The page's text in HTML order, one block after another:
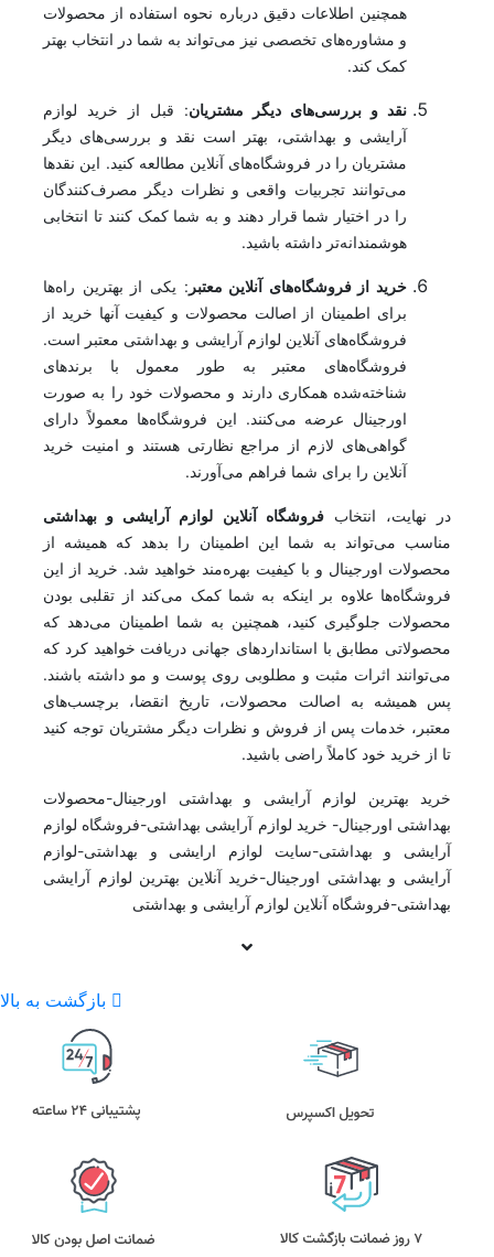
همچنین اطلاعات دقیق درباره نحوه استفاده از محصولات
و مشاوره‌های تخصصی نیز می‌تواند به شما در انتخاب بهتر
کمک کند.
نقد و بررسی‌های دیگر مشتریان: قبل از خرید لوازم
آرایشی و بهداشتی، بهتر است نقد و بررسی‌های دیگر
مشتریان را در فروشگاه‌های آنلاین مطالعه کنید. این نقدها
می‌توانند تجربیات واقعی و نظرات دیگر مصرف‌کنندگان
را در اختیار شما قرار دهند و به شما کمک کنند تا انتخابی
هوشمندانه‌تر داشته باشید.
خرید از فروشگاه‌های آنلاین معتبر : یکی از بهترین راه‌ها
برای اطمینان از اصالت محصولات و کیفیت آنها خرید از
فروشگاه‌های آنلاین لوازم آرایشی و بهداشتی معتبر است.
فروشگاه‌های معتبر به طور معمول با برندهای
شناخته‌شده همکاری دارند و محصولات خود را به صورت
اورجینال عرضه می‌کنند. این فروشگاه‌ها معمولاً دارای
گواهی‌های لازم از مراجع نظارتی هستند و امنیت خرید
آنلاین را برای شما فراهم می‌آورند.
در نهایت، انتخابفروشگاه آنلاین لوازم آرایشی و بهداشتی
مناسب می‌تواند به شما این اطمینان را بدهد که همیشه از
محصولات اورجینال و با کیفیت بهره‌مند خواهید شد. خرید از این
فروشگاه‌ها علاوه بر اینکه به شما کمک می‌کند از تقلبی بودن
محصولات جلوگیری کنید، همچنین به شما اطمینان می‌دهد که
محصولاتی مطابق با استانداردهای جهانی دریافت خواهید کرد که
می‌توانند اثرات مثبت و مطلوبی روی پوست و مو داشته باشند.
پس همیشه به اصالت محصولات، تاریخ انقضا، برچسب‌های
معتبر، خدمات پس از فروش و نظرات دیگر مشتریان توجه کنید
تا از خرید خود کاملاً راضی باشید.
خرید بهترین لوازم آرایشی و بهداشتی اورجینال-محصولات
بهداشتی اورجینال- خرید لوازم آرایشی بهداشتی-فروشگاه لوازم
آرایشی و بهداشتی-سایت لوازم ارایشی و بهداشتی-لوازم
آرایشی و بهداشتی اورجینال-خرید آنلاین بهترین لوازم آرایشی
بهداشتی-فروشگاه آنلاین لوازم آرایشی و بهداشتی
بازگشت به بالا